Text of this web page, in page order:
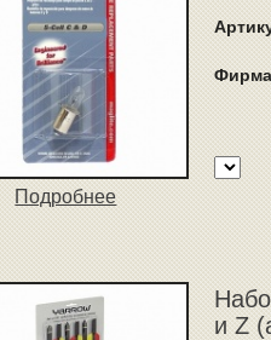
Подробнее
и Z